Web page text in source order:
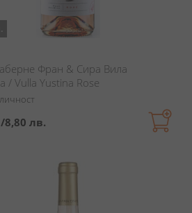
Фран & Сира Вила
/ Vulla Yustina Rose
/8,80 лв.